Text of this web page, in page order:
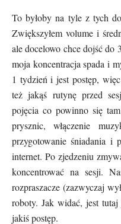
To byłoby na tyle z tych
Zwiększyłem volume i
ale docelowo chce dojść do
moja koncentracja spada i
1 tydzień i jest postęp,
też jakąś rutynę przed
pojęcia co powinno się
prysznic, włączenie
przygotowanie śniadania i
internet. Po zjedzeniu
koncentrować na sesji.
rozpraszacze (zazwyczaj
roboty. Jak widać, jest
jakiś postęp.